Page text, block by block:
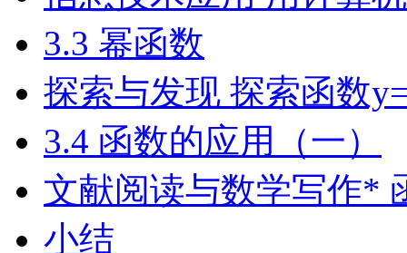
3.3 幂函数
探索与发现 探索函数
3.4 函数的应用（一）
文献阅读与数学写作*
小结